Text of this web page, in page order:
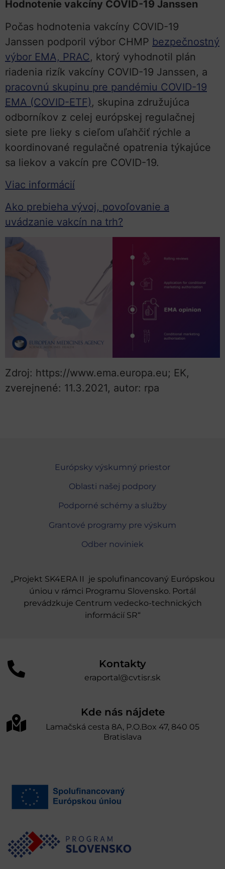
Hodnotenie vakcíny COVID-19 Janssen
Počas hodnotenia vakcíny COVID-19
Janssen podporil výbor CHMP bezpečnostný
výbor EMA, PRAC, ktorý vyhodnotil plán
riadenia rizík vakcíny COVID-19 Janssen, a
pracovnú skupinu pre pandémiu COVID-19
EMA (COVID-ETF), skupina združujúca
odborníkov z celej európskej regulačnej
siete pre lieky s cieľom uľahčiť rýchle a
koordinované regulačné opatrenia týkajúce
sa liekov a vakcín pre COVID-19.
Viac informácií
Ako prebieha vývoj, povoľovanie a
uvádzanie vakcín na trh?
Zdroj: https://www.ema.europa.eu; EK,
zverejnené: 11.3.2021, autor: rpa
Európsky výskumný priestor
Oblasti našej podpory
Podporné schémy a služby
Grantové programy pre výskum
Odber noviniek
„Projekt SK4ERA II je spolufinancovaný Európskou
úniou v rámci Programu Slovensko. Portál
prevádzkuje Centrum vedecko-technických
informácií SR“
Kontakty
eraportal@cvtisr.sk
Kde nás nájdete
Lamačská cesta 8A, P.O.Box 47, 840 05
Bratislava